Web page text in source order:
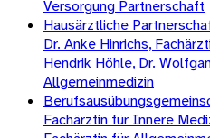
Versorgung Partnerschaft
Hausärztliche
Dr. Anke Hinrichs,
Hendrik Höhle, Dr.
Allgemeinmedizin
Fachärztin für Innere